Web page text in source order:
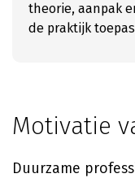
theorie, aanpak
de praktijk
Motivatie
Duurzame